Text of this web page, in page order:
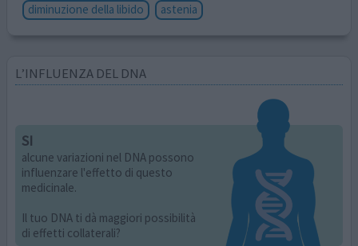
diminuzione della libido
astenia
L’INFLUENZA DEL DNA
SI
alcune variazioni nel DNA possono
influenzare l'effetto di questo
medicinale.
Il tuo DNA ti dà maggiori possibilità
di effetti collaterali?